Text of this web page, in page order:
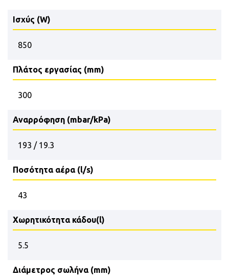
Ισχύς (W)
850
Πλάτος εργασίας (mm)
300
Αναρρόφηση (mbar/kPa)
193 / 19.3
Ποσότητα αέρα (l/s)
43
Χωρητικότητα κάδου(l)
5.5
Διάμετρος σωλήνα (mm)